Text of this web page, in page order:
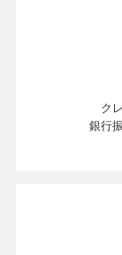
定商取引法に基
ク
銀行